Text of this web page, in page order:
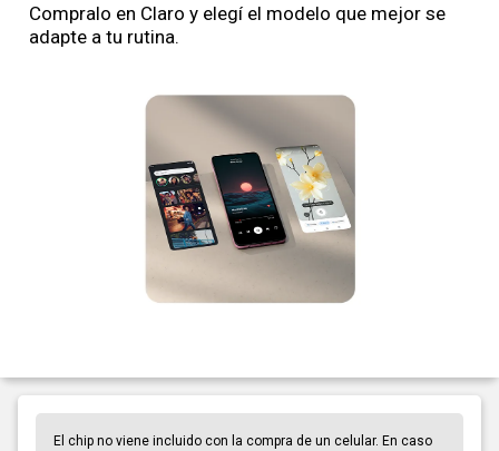
Compralo en Claro y elegí el modelo que mejor se
adapte a tu rutina.
El chip no viene incluido con la compra de un celular. En caso